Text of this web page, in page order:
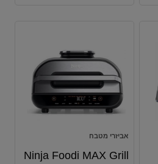
אביזרי מטבח
Ninja Foodi MAX Grill